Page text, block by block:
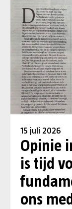
15 juli 2026
Opinie
is tijd
ons